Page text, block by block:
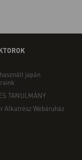
japán
TANULMÁNY
Alkatrész Webáruház